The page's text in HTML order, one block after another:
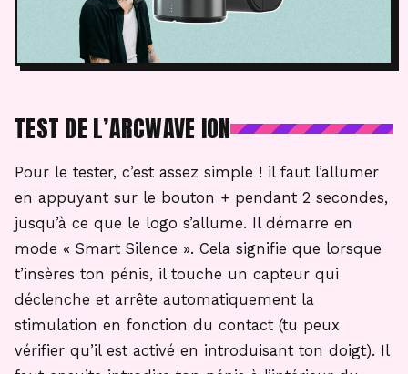
TEST DE L’ARCWAVE ION
Pour le tester, c’est assez simple ! il faut l’allumer
en appuyant sur le bouton + pendant 2 secondes,
jusqu’à ce que le logo s’allume. Il démarre en
mode « Smart Silence ». Cela signifie que lorsque
t’insères ton pénis, il touche un capteur qui
déclenche et arrête automatiquement la
stimulation en fonction du contact (tu peux
vérifier qu’il est activé en introduisant ton doigt). Il